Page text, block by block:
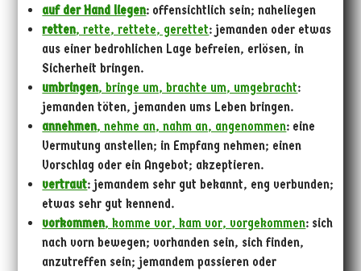
auf der Hand liegen: offensichtlich sein; naheliegen
retten, rette, rettete, gerettet: jemanden oder etwas
aus einer bedrohlichen Lage befreien, erlösen, in
Sicherheit bringen.
umbringen, bringe um, brachte um, umgebracht:
jemanden töten, jemanden ums Leben bringen.
annehmen, nehme an, nahm an, angenommen: eine
Vermutung anstellen; in Empfang nehmen; einen
Vorschlag oder ein Angebot; akzeptieren.
vertraut: jemandem sehr gut bekannt, eng verbunden;
etwas sehr gut kennend.
vorkommen, komme vor, kam vor, vorgekommen: sich
nach vorn bewegen; vorhanden sein, sich finden,
anzutreffen sein; jemandem passieren oder